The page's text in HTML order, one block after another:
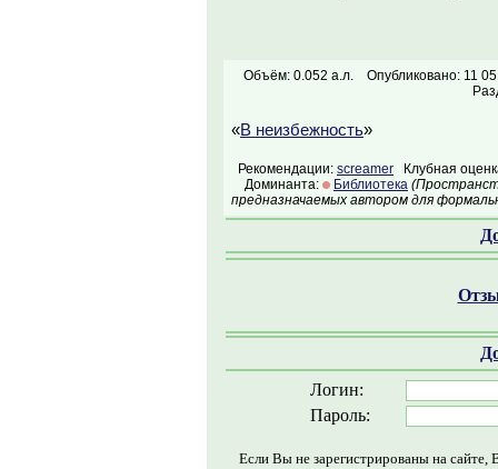
Объём: 0.052 а.л.
Опубликовано: 11
«В неизбежность»
Рекомендации: screamer Клубная
Доминанта:
Библиотека
предназначаемых автором для
Логин:
Пароль:
Если Вы не зарегистрированы на